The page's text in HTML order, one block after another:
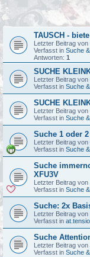
TAUSCH -
Letzter Beitrag von
Verfasst in Suche
Antworten: 1
SUCHE
Letzter Beitrag von
Verfasst in Suche
SUCHE
Letzter Beitrag von
Verfasst in Suche
Suche 1 oder
Letzter Beitrag von
Verfasst in Suche
Suche
XFU3V
Letzter Beitrag von
Verfasst in Suche
Suche: 2x
Letzter Beitrag von
Verfasst in
Suche
Letzter Beitrag von
Verfasst in Suche